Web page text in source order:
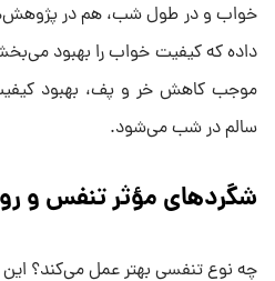
خواب و در طول شب، هم در
داده که کیفیت خواب را بهبود
موجب کاهش خر و پف، بهبود
سالم در شب می‌شود.
شگردهای مؤثر تنفس و
چه نوع تنفسی بهتر عمل می‌کند؟ این